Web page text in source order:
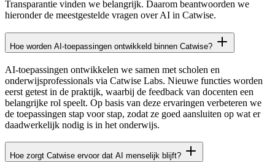
Transparantie vinden we belangrijk. Daarom beantwoorden we
hieronder de meestgestelde vragen over AI in Catwise.
Hoe worden AI-toepassingen ontwikkeld binnen Catwise?
AI-toepassingen ontwikkelen we samen met scholen en
onderwijsprofessionals via Catwise Labs. Nieuwe functies worden
eerst getest in de praktijk, waarbij de feedback van docenten een
belangrijke rol speelt. Op basis van deze ervaringen verbeteren we
de toepassingen stap voor stap, zodat ze goed aansluiten op wat er
daadwerkelijk nodig is in het onderwijs.
Hoe zorgt Catwise ervoor dat AI menselijk blijft?